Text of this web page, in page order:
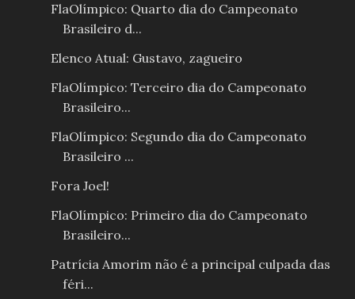
FlaOlímpico: Quarto dia do Campeonato
Brasileiro d...
Elenco Atual: Gustavo, zagueiro
FlaOlímpico: Terceiro dia do Campeonato
Brasileiro...
FlaOlímpico: Segundo dia do Campeonato
Brasileiro ...
Fora Joel!
FlaOlímpico: Primeiro dia do Campeonato
Brasileiro...
Patrícia Amorim não é a principal culpada das
féri...